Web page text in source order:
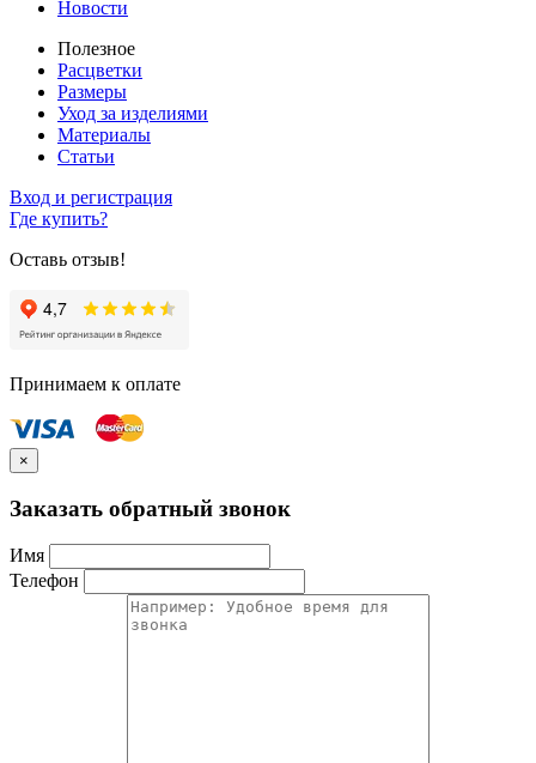
Новости
Полезное
Расцветки
Размеры
Уход за изделиями
Материалы
Статьи
Вход и регистрация
Где купить?
Оставь отзыв!
Принимаем к оплате
×
Заказать обратный звонок
Имя
Телефон